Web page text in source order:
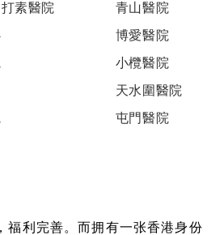
素醫院
青山醫院
博愛醫院
小欖醫院
天水圍醫院
屯門醫院
福利完善。而拥有一张香港身份